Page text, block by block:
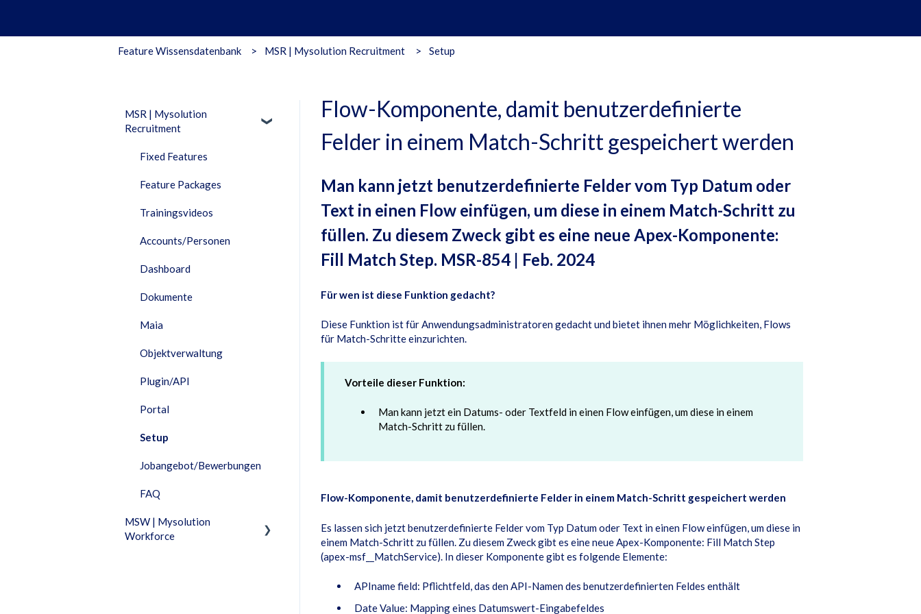
Feature Wissensdatenbank MSR | Mysolution Recruitment Setup
Flow-Komponente, damit benutzerdefinierte
Felder in einem Match-Schritt gespeichert werden
Man kann jetzt benutzerdefinierte Felder vom Typ Datum oder
Text in einen Flow einfügen, um diese in einem Match-Schritt zu
füllen. Zu diesem Zweck gibt es eine neue Apex-Komponente:
Fill Match Step. MSR-854 | Feb. 2024
Für wen ist diese Funktion gedacht?
Diese Funktion ist für Anwendungsadministratoren gedacht und bietet ihnen mehr Möglichkeiten, Flows
für Match-Schritte einzurichten.
Vorteile dieser Funktion:
Man kann jetzt ein Datums- oder Textfeld in einen Flow einfügen, um diese in einem
Match-Schritt zu füllen.
Flow-Komponente, damit benutzerdefinierte Felder in einem Match-Schritt gespeichert werden
Es lassen sich jetzt benutzerdefinierte Felder vom Typ Datum oder Text in einen Flow einfügen, um diese in
einem Match-Schritt zu füllen. Zu diesem Zweck gibt es eine neue Apex-Komponente: Fill Match Step
(apex-msf__MatchService). In dieser Komponente gibt es folgende Elemente:
APIname field: Pflichtfeld, das den API-Namen des benutzerdefinierten Feldes enthält
Date Value: Mapping eines Datumswert-Eingabefeldes
MSR | Mysolution
Recruitment
Fixed Features
Feature Packages
Trainingsvideos
Accounts/Personen
Dashboard
Dokumente
Maia
Objektverwaltung
Plugin/API
Portal
Setup
Jobangebot/Bewerbungen
FAQ
MSW | Mysolution
Workforce